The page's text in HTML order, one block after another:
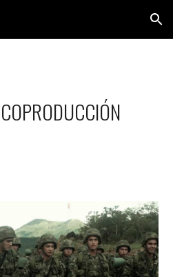
Skip to navigation